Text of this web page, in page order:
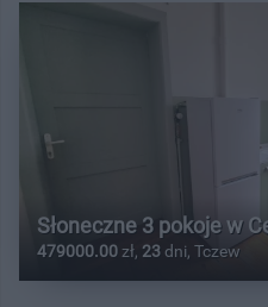
Słoneczne 3 pokoje w
479000.00 zł, 23 dni, Tczew